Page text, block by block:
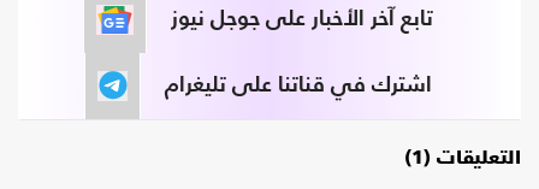
تابع آخر الأخبار على جوجل نيوز
اشترك في قناتنا على تليغرام
التعليقات (1)